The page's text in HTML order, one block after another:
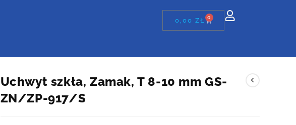
0,00ZŁ 0
Uchwyt szkła, Zamak, T 8-10 mm GS-
ZN/ZP-917/S